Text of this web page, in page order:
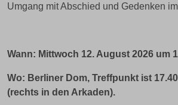
Umgang mit Abschied und Gedenken
Wann: Mittwoch 12. August 2026 um
Wo: Berliner Dom, Treffpunkt ist
(rechts in den Arkaden).